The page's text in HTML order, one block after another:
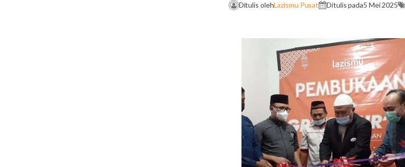
Ditulis olehLazismu Pusat Ditulis pada5 Mei 2025